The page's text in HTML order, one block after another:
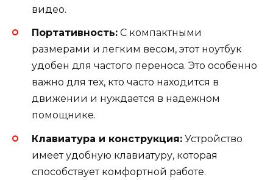
видео.
Портативность: С компактными
размерами и легким весом, этот ноутбук
удобен для частого переноса. Это особенно
важно для тех, кто часто находится в
движении и нуждается в надежном
помощнике.
Клавиатура и конструкция: Устройство
имеет удобную клавиатуру, которая
способствует комфортной работе.